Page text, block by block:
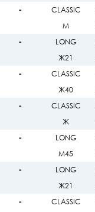
-
CLASSIC
М
-
LONG
Ж21
-
CLASSIC
Ж40
-
CLASSIC
Ж
-
LONG
М45
-
LONG
Ж21
-
CLASSIC